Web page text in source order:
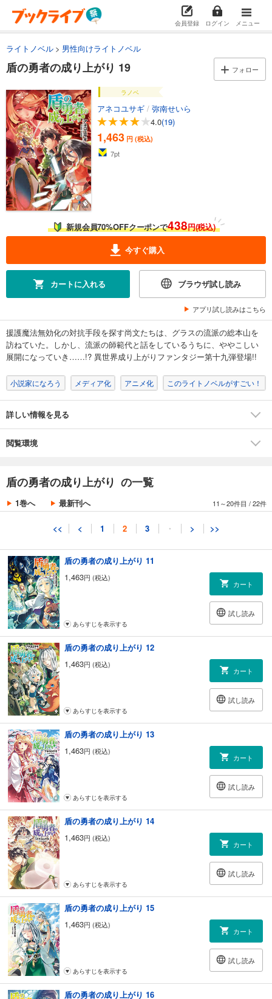
会員登録 ログイン メニュー
ライトノベル 男性向けライトノベル
盾の勇者の成り上がり 19 フォロー
ラノベ
アネコユサギ / 弥南せいら
4.0(19)
1,463 円 (税込)
7pt
新規会員70%OFFクーポンで438円(税込)
今すぐ購入
カートに入れる ブラウザ試し読み
アプリ試し読みはこちら
援護魔法無効化の対抗手段を探す尚文たちは、グラスの流派の総本山を
訪ねていた。しかし、流派の師範代と話をしているうちに、ややこしい
展開になっていき……!? 異世界成り上がりファンタジー第十九弾登場!!
小説家になろう メディア化 アニメ化 このライトノベルがすごい！
詳しい情報を見る
閲覧環境
盾の勇者の成り上がり の一覧
1巻へ 最新刊へ 11～20件目 /22件
<< < 1 2 3 ・ > >>
あらすじを表示する
1,463 円 (税込)
あらすじを表示する
盾の勇者の成り上がり 6
1,463円 (税込)
あらすじを表示する
盾の勇者の成り上がり 7
1,463円 (税込)
カート
試し読み
盾の勇者の成り上がり 8
カート
試し読み
あらすじを表示する
盾の勇者の成り上がり 9
1,463円 (税込)
カート
試し読み
盾の勇者の成り上がり 10
1,463 円 (税込)
盾の勇者の成り上がり 11
1,463円 (税込)
カート
試し読み
あらすじを表示する
盾の勇者の成り上がり 12
1,463円 (税込)
カート
試し読み
あらすじを表示する
盾の勇者の成り上がり 13
1,463円 (税込)
カート
試し読み
あらすじを表示する
盾の勇者の成り上がり 14
1,463円 (税込)
カート
試し読み
あらすじを表示する
盾の勇者の成り上がり 15
1,463円 (税込)
カート
試し読み
あらすじを表示する
盾の勇者の成り上がり 16